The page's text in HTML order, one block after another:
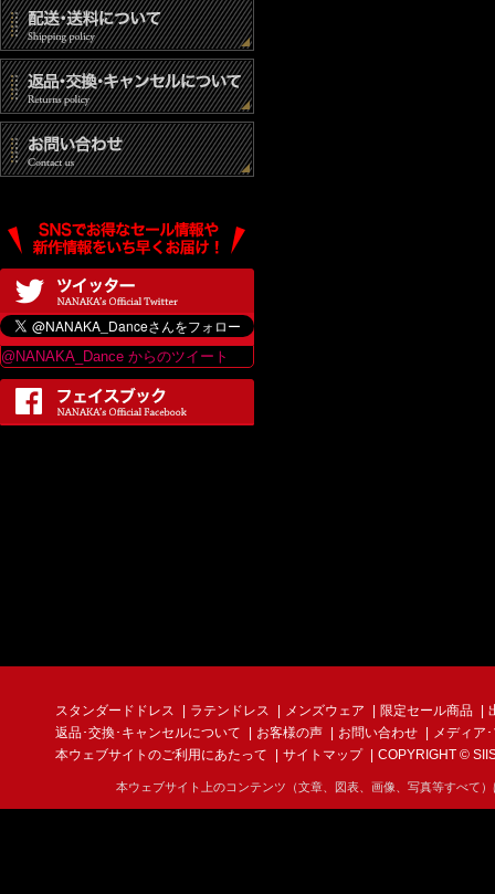
@NANAKA_Dance からのツイート
スタンダードドレス ラテンドレス メンズウェア 限定セール商品
返品･交換･キャンセルについて
お客様の声 お問い合わせ
メディア
本ウェブサイトのご利用にあたって
サイトマップ COPYRIGHT ©
本ウェブサイト上のコンテンツ（文章、図表、画像、写真等すべて